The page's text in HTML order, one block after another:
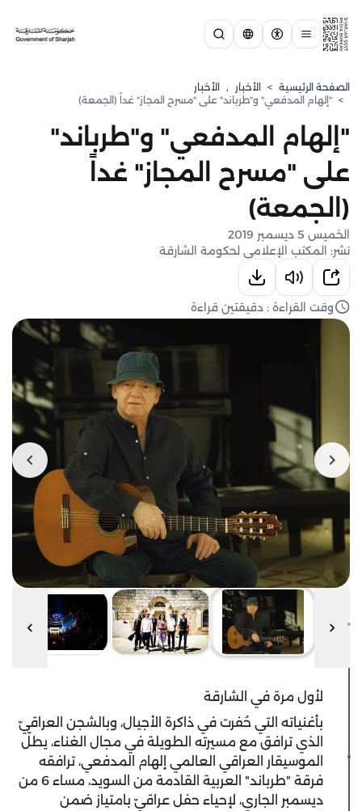
الصفحة الرئيسية > الأخبار , الأخبار
> "إلهام المدفعي" و"طرباند" على "مسرح المجاز" غداً (الجمعة)
"إلهام المدفعي" و"طرباند"
على "مسرح المجاز" غداً
(الجمعة)
الخميس 5 ديسمبر 2019
نشر: المكتب الإعلامي لحكومة الشارقة
وقت القراءة : دقيقتين قراءة
لأول مرة في الشارقة
بأغنياته التي حُفرت في ذاكرة الأجيال، وبالشجن العراقيّ
الذي ترافق مع مسيرته الطويلة في مجال الغناء، يطلّ
الموسيقار العراقي العالمي إلهام المدفعي، ترافقه
فرقة "طرباند" العربية القادمة من السويد، مساء 6 من
ديسمبر الجاري، لإحياء حفل عراقيّ بامتياز ضمن